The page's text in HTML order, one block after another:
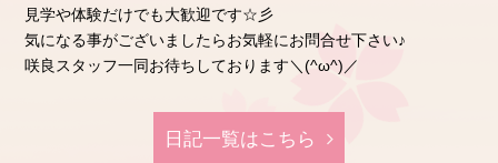
見学や体験だけでも大歓迎です☆彡
気になる事がございましたらお気軽にお問合せ下さい♪
咲良スタッフ一同お待ちしております＼(^ω^)／
日記⼀覧はこちら